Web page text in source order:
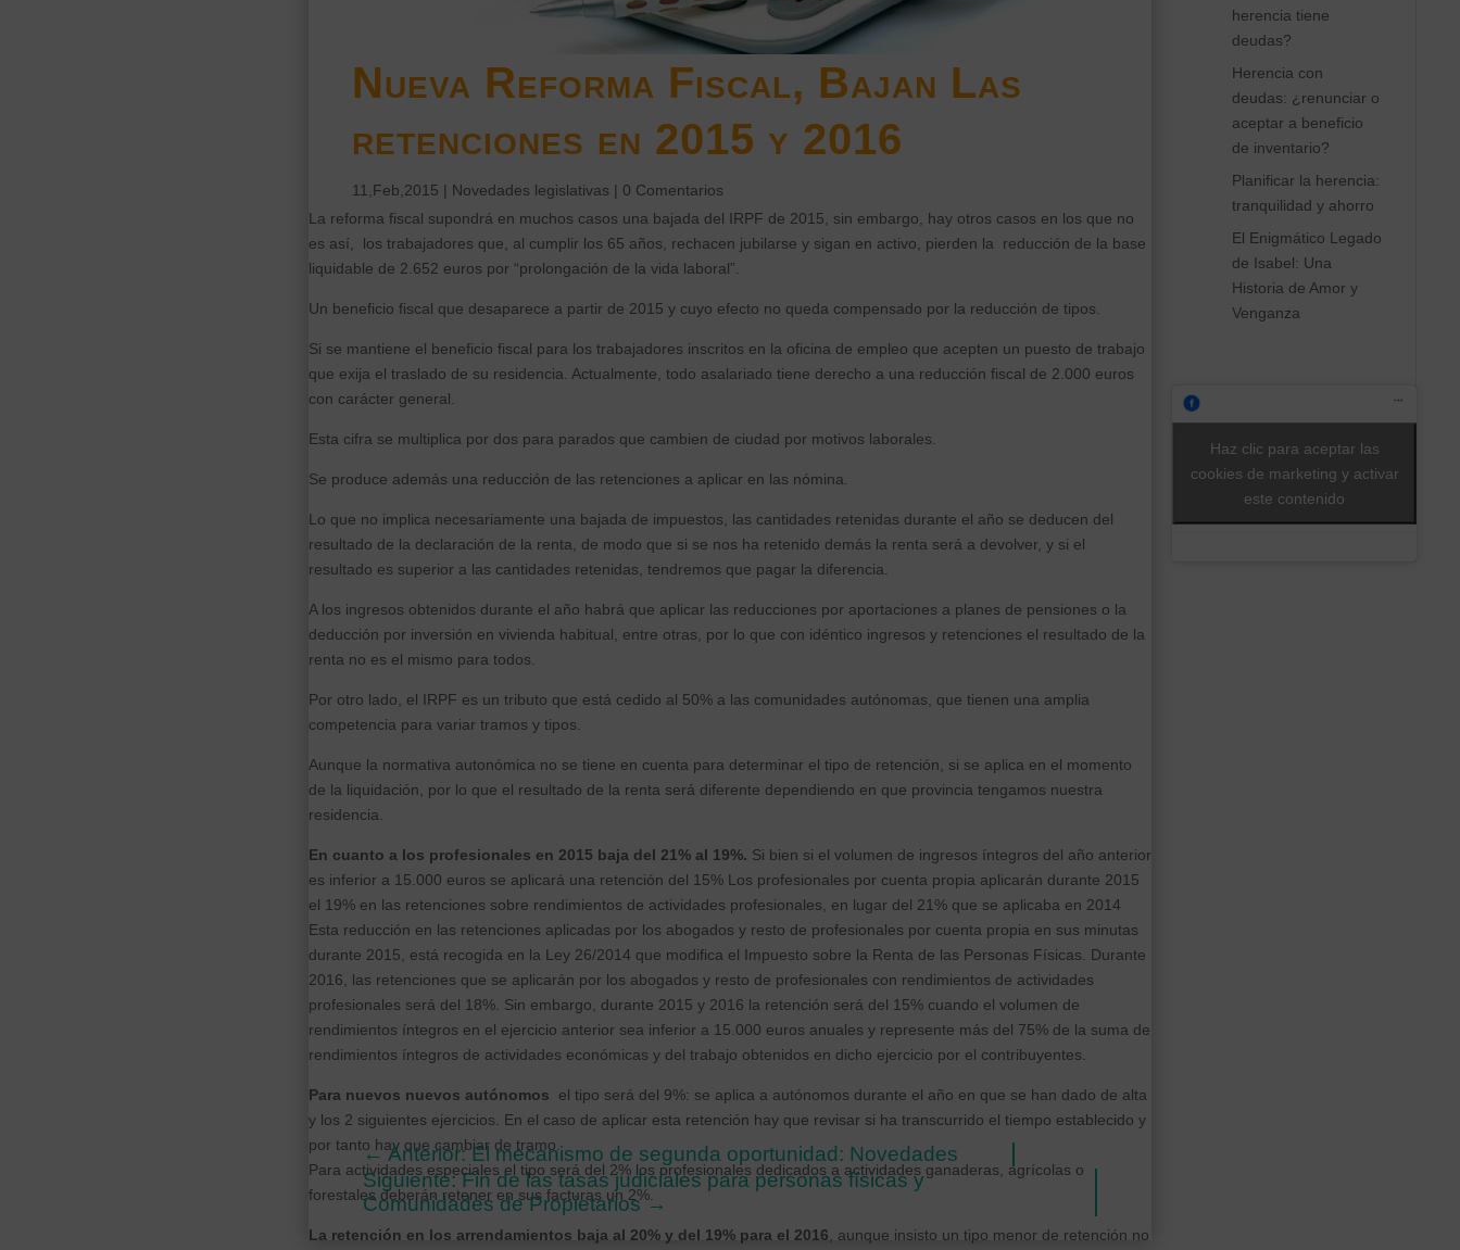
Nueva Reforma Fiscal, Bajan Las
retenciones en 2015 y 2016
11,Feb,2015 | Novedades legislativas | 0 Comentarios
La reforma fiscal supondrá en muchos casos una bajada del IRPF de 2015, sin embargo, hay otros casos en los que no
es así, los trabajadores que, al cumplir los 65 años, rechacen jubilarse y sigan en activo, pierden la reducción de la base
liquidable de 2.652 euros por “prolongación de la vida laboral”.
Un beneficio fiscal que desaparece a partir de 2015 y cuyo efecto no queda compensado por la reducción de tipos.
Si se mantiene el beneficio fiscal para los trabajadores inscritos en la oficina de empleo que acepten un puesto de trabajo
que exija el traslado de su residencia. Actualmente, todo asalariado tiene derecho a una reducción fiscal de 2.000 euros
con carácter general.
Esta cifra se multiplica por dos para parados que cambien de ciudad por motivos laborales.
Se produce además una reducción de las retenciones a aplicar en las nómina.
Lo que no implica necesariamente una bajada de impuestos, las cantidades retenidas durante el año se deducen del
resultado de la declaración de la renta, de modo que si se nos ha retenido demás la renta será a devolver, y si el
resultado es superior a las cantidades retenidas, tendremos que pagar la diferencia.
A los ingresos obtenidos durante el año habrá que aplicar las reducciones por aportaciones a planes de pensiones o la
deducción por inversión en vivienda habitual, entre otras, por lo que con idéntico ingresos y retenciones el resultado de la
renta no es el mismo para todos.
Por otro lado, el IRPF es un tributo que está cedido al 50% a las comunidades autónomas, que tienen una amplia
competencia para variar tramos y tipos.
Aunque la normativa autonómica no se tiene en cuenta para determinar el tipo de retención, si se aplica en el momento
de la liquidación, por lo que el resultado de la renta será diferente dependiendo en que provincia tengamos nuestra
residencia.
En cuanto a los profesionales en 2015 baja del 21% al 19%. Si bien si el volumen de ingresos íntegros del año anterior
es inferior a 15.000 euros se aplicará una retención del 15% Los profesionales por cuenta propia aplicarán durante 2015
el 19% en las retenciones sobre rendimientos de actividades profesionales, en lugar del 21% que se aplicaba en 2014
Esta reducción en las retenciones aplicadas por los abogados y resto de profesionales por cuenta propia en sus minutas
durante 2015, está recogida en la Ley 26/2014 que modifica el Impuesto sobre la Renta de las Personas Físicas. Durante
2016, las retenciones que se aplicarán por los abogados y resto de profesionales con rendimientos de actividades
profesionales será del 18%. Sin embargo, durante 2015 y 2016 la retención será del 15% cuando el volumen de
rendimientos íntegros en el ejercicio anterior sea inferior a 15.000 euros anuales y represente más del 75% de la suma de
rendimientos íntegros de actividades económicas y del trabajo obtenidos en dicho ejercicio por el contribuyentes.
Para nuevos nuevos autónomos el tipo será del 9%: se aplica a autónomos durante el año en que se han dado de alta
y los 2 siguientes ejercicios. En el caso de aplicar esta retención hay que revisar si ha transcurrido el tiempo establecido y
por tanto hay que cambiar de tramo.
Para actividades especiales el tipo será del 2% los profesionales dedicados a actividades ganaderas, agrícolas o
forestales deberán retener en sus facturas un 2%.
La retención en los arrendamientos baja al 20% y del 19% para el 2016, aunque insisto un tipo menor de retención no
←Anterior: El mecanismo de segunda oportunidad: Novedades
Siguiente: Fin de las tasas judiciales para personas físicas y
Comunidades de Propietarios→
herencia tiene
deudas?
Herencia con
deudas: ¿renunciar o
aceptar a beneficio
de inventario?
Planificar la herencia:
tranquilidad y ahorro
El Enigmático Legado
de Isabel: Una
Historia de Amor y
Venganza
Haz clic para aceptar las
cookies de marketing y activar
este contenido